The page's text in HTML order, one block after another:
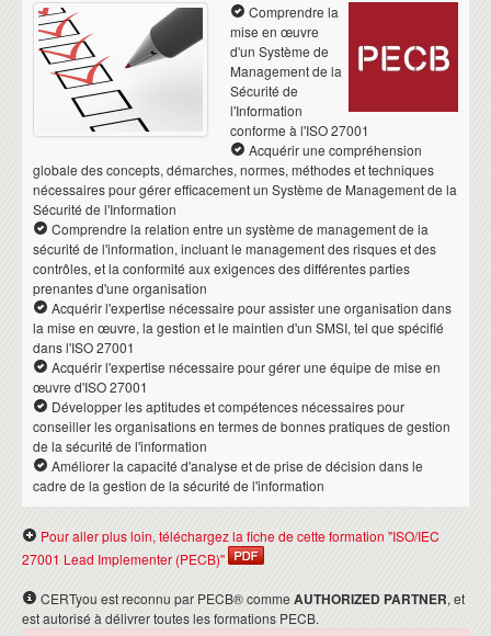
Comprendre la
mise en œuvre
d'un Système de
Management de la
Sécurité de
l'Information
conforme à l'ISO 27001
Acquérir une compréhension
globale des concepts, démarches, normes, méthodes et techniques
nécessaires pour gérer efficacement un Système de Management de la
Sécurité de l'Information
Comprendre la relation entre un système de management de la
sécurité de l'information, incluant le management des risques et des
contrôles, et la conformité aux exigences des différentes parties
prenantes d'une organisation
Acquérir l'expertise nécessaire pour assister une organisation dans
la mise en œuvre, la gestion et le maintien d'un SMSI, tel que spécifié
dans l'ISO 27001
Acquérir l'expertise nécessaire pour gérer une équipe de mise en
œuvre d'ISO 27001
Développer les aptitudes et compétences nécessaires pour
conseiller les organisations en termes de bonnes pratiques de gestion
de la sécurité de l'information
Améliorer la capacité d'analyse et de prise de décision dans le
cadre de la gestion de la sécurité de l'information
Pour aller plus loin, téléchargez la fiche de cette formation "ISO/IEC
27001 Lead Implementer (PECB)"
CERTyou est reconnu par PECB® commeAUTHORIZED PARTNER, et
est autorisé à délivrer toutes les formations PECB.